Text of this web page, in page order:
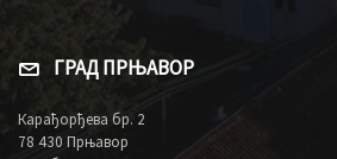
ГРАД ПРЊАВОР
Карађорђева бр. 2
78 430 Прњавор